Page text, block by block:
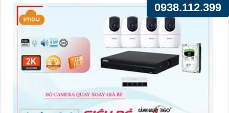
0938.112.399